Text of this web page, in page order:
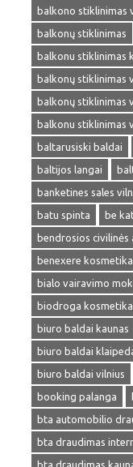
balkono stiklinimas
balkonų stiklinimas
balkonu stiklinimas
balkonų stiklinimas
balkonų stiklinimas
balkonu stiklinimas
baltarusiski baldai
baltijos langai
banketines sales
batu spinta
be
bendrosios
benexere kosmetika
bialo vairavimo
biodroga kosmetika
biuro baldai kaunas
biuro baldai
biuro baldai vilnius
booking palanga
bta automobilio
bta draudimas
bta draudimas